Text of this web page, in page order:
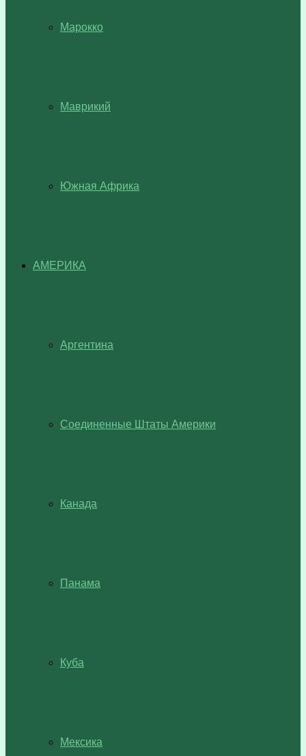
Марокко
Маврикий
Южная Африка
АМЕРИКА
Аргентина
Соединенные Штаты Америки
Канада
Панама
Куба
Мексика